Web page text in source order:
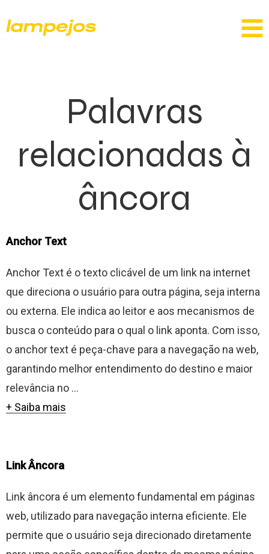
Palavras
relacionadas à
âncora
Anchor Text
Anchor Text é o texto clicável de um link na internet
que direciona o usuário para outra página, seja interna
ou externa. Ele indica ao leitor e aos mecanismos de
busca o conteúdo para o qual o link aponta. Com isso,
o anchor text é peça-chave para a navegação na web,
garantindo melhor entendimento do destino e maior
relevância no ...
+ Saiba mais
Link Âncora
Link âncora é um elemento fundamental em páginas
web, utilizado para navegação interna eficiente. Ele
permite que o usuário seja direcionado diretamente